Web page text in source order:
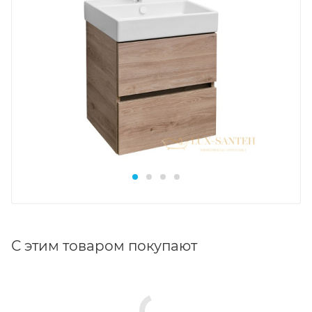
С этим товаром покупают